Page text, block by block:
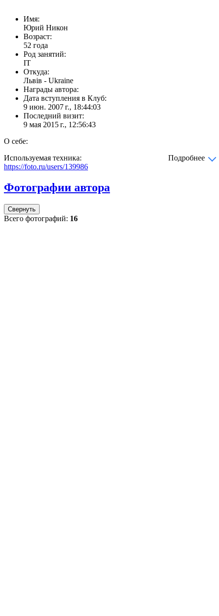
Имя:
Юрий Никон
Возраст:
52 года
Род занятий:
IT
Откуда:
Львiв - Ukraine
Награды автора:
Дата вступления в Клуб:
9 июн. 2007 г., 18:44:03
Последний визит:
9 мая 2015 г., 12:56:43
О себе:
Используемая техника:
Подробнее
https://foto.ru/users/139986
Фотографии автора
Свернуть
Всего фотографий: 16